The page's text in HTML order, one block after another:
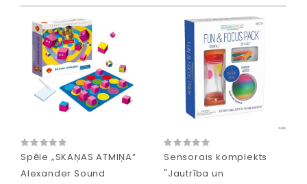
Spēle „SKAŅAS ATMIŅA”
Alexander Sound
Sensorais komplekts
"Jautrība un